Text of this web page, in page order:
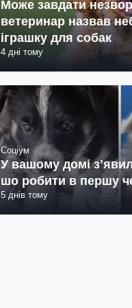
Може завдати
ветеринар назвав
іграшку для собак
4 дні тому
Соціум
У вашому домі
шо робити в першу
5 днів тому